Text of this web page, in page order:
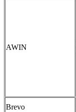
AWIN
Brevo